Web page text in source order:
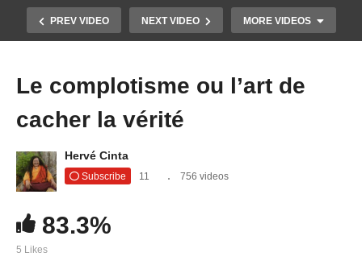
PREV VIDEO NEXT VIDEO MORE VIDEOS
divulgation sur la Cabale mondiale
Le complotisme ou l’art de
cacher la vérité
Hervé Cinta
Subscribe 11 756 videos
83.3%
5 Likes